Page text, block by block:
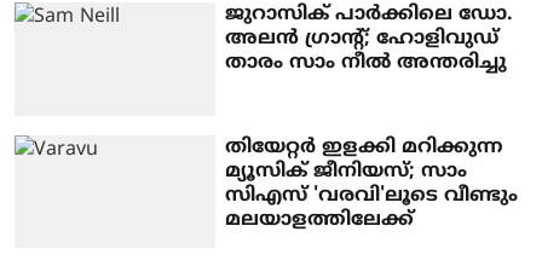
ജുറാസിക് പാര്‍ക്കിലെ ഡോ.
അലന്‍ ഗ്രാന്റ്; ഹോളിവുഡ്
താരം സാം നീല്‍ അന്തരിച്ചു
തിയേറ്റര്‍ ഇളക്കി മറിക്കുന്ന
മ്യൂസിക് ജീനിയസ്; സാം
സിഎസ് 'വരവി'ലൂടെ വീണ്ടും
മലയാളത്തിലേക്ക്‌